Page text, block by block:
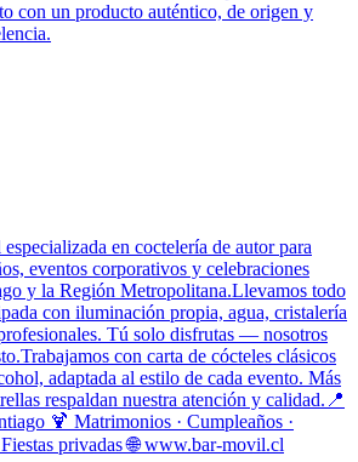
con un producto auténtico, de origen y
en coctelería de autor para
eventos corporativos y celebraciones
y la Región Metropolitana.Llevamos todo
con iluminación propia, agua, cristalería
Tú solo disfrutas — nosotros
con carta de cócteles clásicos
adaptada al estilo de cada evento. Más
respaldan nuestra atención y calidad.📍
🍹 Matrimonios · Cumpleaños ·
privadas 🌐 www.bar-movil.cl